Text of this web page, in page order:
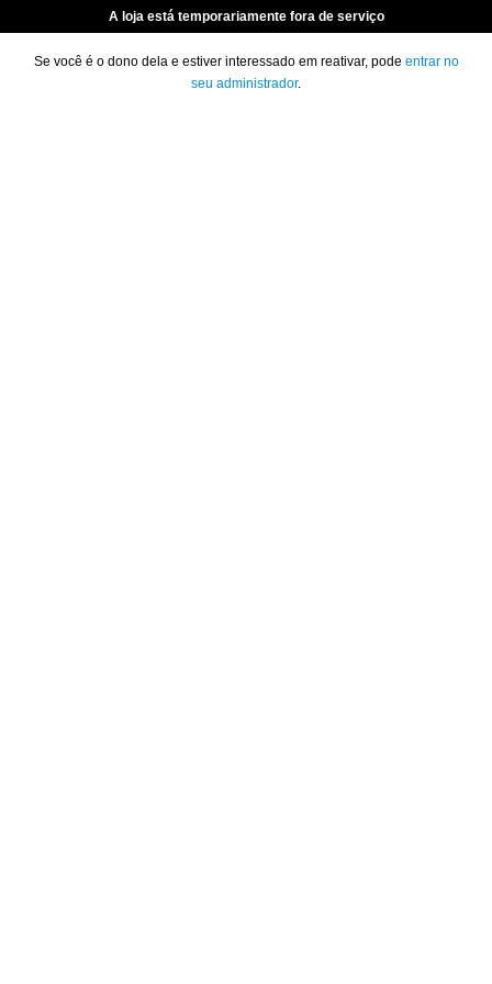
A loja está temporariamente fora de serviço
Se você é o dono dela e estiver interessado em reativar, pode entrar no
seu administrador.